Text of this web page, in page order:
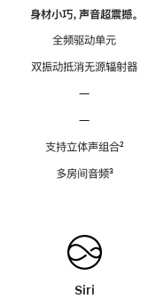
身材小巧，声音超震撼。
全频驱动单元
双振动抵消无源辐射器
—
—
支持立体声组合脚
²
多房间音频脚
³
Siri